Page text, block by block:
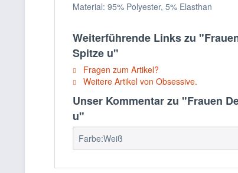
Material: 95% Polyester, 5% Elasthan
Weiterführende Links zu
Spitze u"
Fragen zum Artikel?
Weitere Artikel von Obsessive.
Unser Kommentar zu "Frauen
u"
Farbe:Weiß